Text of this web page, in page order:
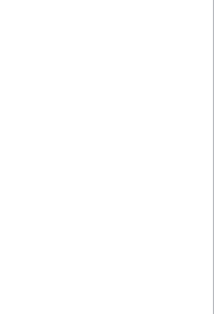
作提示
通
行头脑风暴（即将推